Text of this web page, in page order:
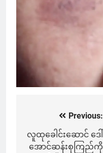
navigation
Previous:
လူထုခေါင်းဆောင် ဒေါ်
အောင်ဆန်းစုကြည်ကို